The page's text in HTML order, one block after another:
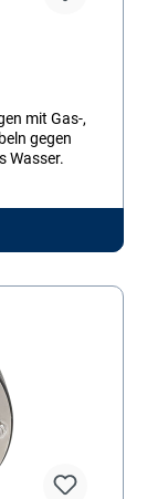
mit Gas-,
gegen
Wasser.